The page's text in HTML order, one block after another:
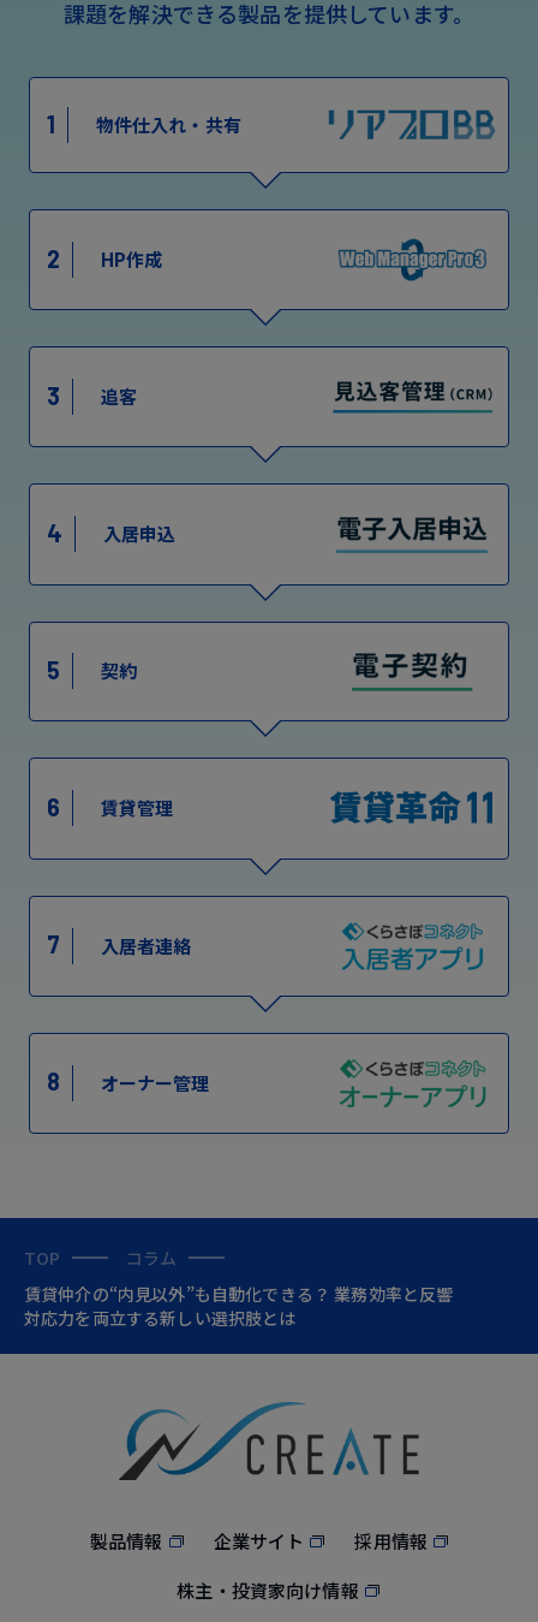
課題を解決できる製品を提供しています。
1 物件仕入れ・共有
2 HP作成
3 追客
4 入居申込
5 契約
6 賃貸管理
7 入居者連絡
8 オーナー管理
TOP
コラム
賃貸仲介の“内見以外”も自動化できる？ 業務効率と反響
対応力を両立する新しい選択肢とは
製品情報 企業サイト
採用情報
株主・投資家向け情報